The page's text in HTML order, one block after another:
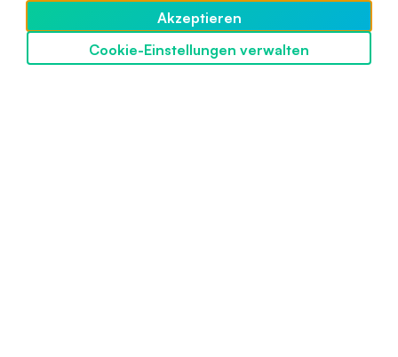
Akzeptieren
Cookie-Einstellungen verwalten
SwissBorg entdecken